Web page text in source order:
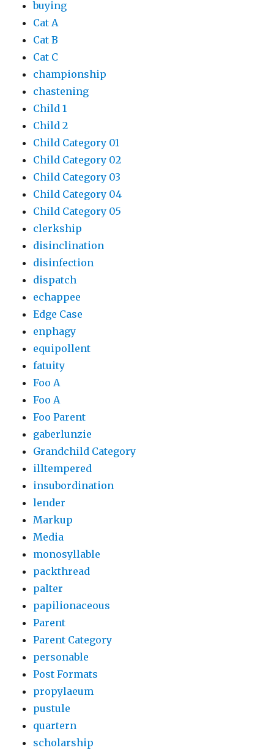
buying
Cat A
Cat B
Cat C
championship
chastening
Child 1
Child 2
Child Category 01
Child Category 02
Child Category 03
Child Category 04
Child Category 05
clerkship
disinclination
disinfection
dispatch
echappee
Edge Case
enphagy
equipollent
fatuity
Foo A
Foo A
Foo Parent
gaberlunzie
Grandchild Category
illtempered
insubordination
lender
Markup
Media
monosyllable
packthread
palter
papilionaceous
Parent
Parent Category
personable
Post Formats
propylaeum
pustule
quartern
scholarship